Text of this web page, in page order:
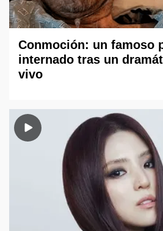
Conmoción: un famoso
internado tras un
vivo